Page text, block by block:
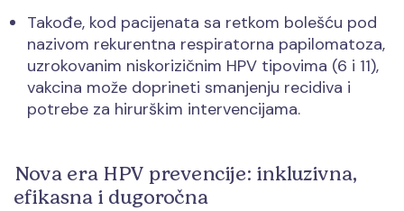
Takođe, kod pacijenata sa retkom bolešću pod
nazivom rekurentna respiratorna papilomatoza,
uzrokovanim niskorizičnim HPV tipovima (6 i 11),
vakcina može doprineti smanjenju recidiva i
potrebe za hirurškim intervencijama.
Nova era HPV prevencije: inkluzivna,
efikasna i dugoročna